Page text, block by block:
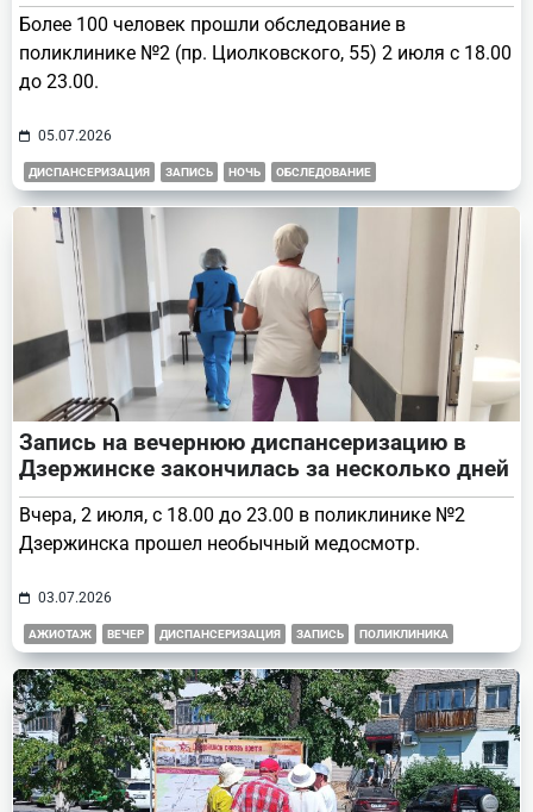
Более 100 человек прошли обследование в
поликлинике №2 (пр. Циолковского, 55) 2 июля с 18.00
до 23.00.
05.07.2026
ДИСПАНСЕРИЗАЦИЯ ЗАПИСЬ НОЧЬ ОБСЛЕДОВАНИЕ
Запись на вечернюю диспансеризацию в
Дзержинске закончилась за несколько дней
Вчера, 2 июля, с 18.00 до 23.00 в поликлинике №2
Дзержинска прошел необычный медосмотр.
03.07.2026
АЖИОТАЖ ВЕЧЕР ДИСПАНСЕРИЗАЦИЯ ЗАПИСЬ ПОЛИКЛИНИКА